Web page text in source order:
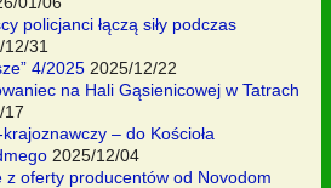
policjanci łączą siły podczas
31
4/2025 2025/12/22
na Hali Gąsienicowej w Tatrach
17
– do Kościoła
2025/12/04
z oferty producentów od Novodom